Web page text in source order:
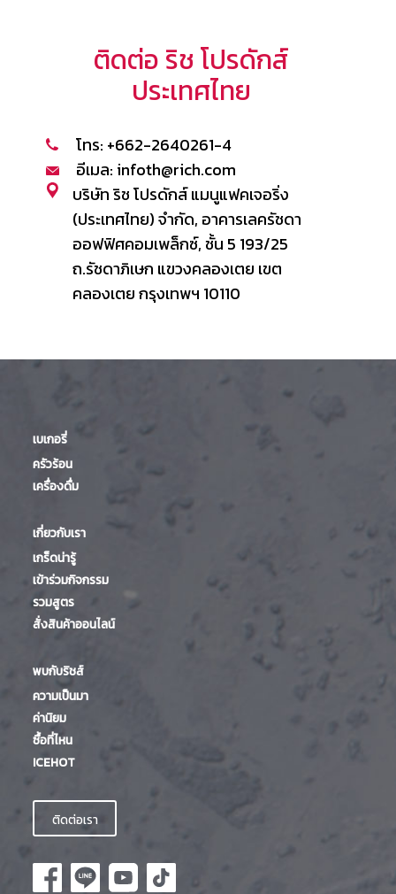
ติดต่อ ริช โปรดักส์
ประเทศไทย
โทร: +662-2640261-4
อีเมล: infoth@rich.com
บริษัท ริช โปรดักส์ แมนูแฟคเจอริ่ง
(ประเทศไทย) จำกัด, อาคารเลครัชดา
ออฟฟิศคอมเพล็กซ์, ชั้น 5 193/25
ถ.รัชดาภิเษก แขวงคลองเตย เขต
คลองเตย กรุงเทพฯ 10110
เบเกอรี่
ครัวร้อน
เครื่องดื่ม
เกี่ยวกับเรา
เกร็ดน่ารู้
เข้าร่วมกิจกรรม
รวมสูตร
สั่งสินค้าออนไลน์
พบกับริชส์
ความเป็นมา
ค่านิยม
ซื้อที่ไหน
ICEHOT
ติดต่อเรา